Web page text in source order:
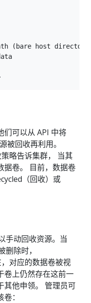
(bare host directory
们可以从 API 中将
被回收再利用。
略告诉集群， 当其
据卷。 目前，数据卷
（回收）或
手动回收资源。当
除时，
对应的数据卷被视
卷上仍然存在这前一
其他申领。 管理员可
：